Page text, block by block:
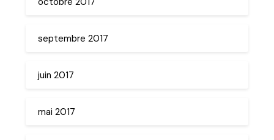
septembre 2017
juin 2017
mai 2017